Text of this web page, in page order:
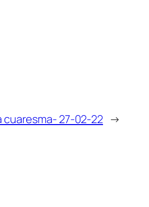
cuaresma- 27-02-22 →